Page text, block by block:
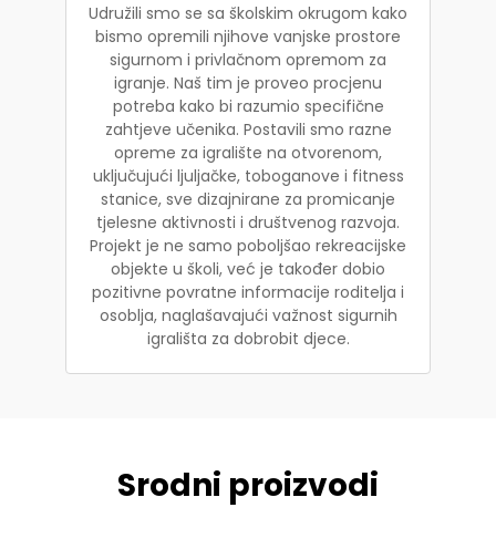
Udružili smo se sa školskim okrugom kako
bismo opremili njihove vanjske prostore
sigurnom i privlačnom opremom za
igranje. Naš tim je proveo procjenu
potreba kako bi razumio specifične
zahtjeve učenika. Postavili smo razne
opreme za igralište na otvorenom,
uključujući ljuljačke, toboganove i fitness
stanice, sve dizajnirane za promicanje
tjelesne aktivnosti i društvenog razvoja.
Projekt je ne samo poboljšao rekreacijske
objekte u školi, već je također dobio
pozitivne povratne informacije roditelja i
osoblja, naglašavajući važnost sigurnih
igrališta za dobrobit djece.
Srodni proizvodi